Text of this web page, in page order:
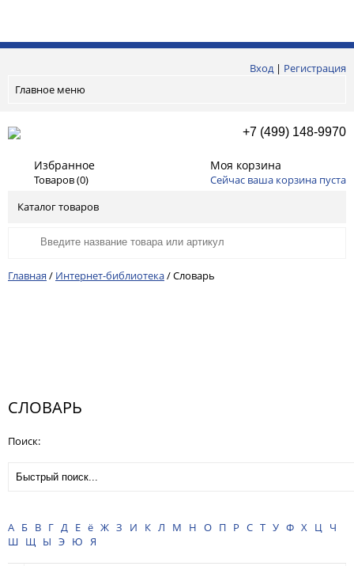
Вход| Регистрация
Главное меню
+7 (499) 148-9970
Избранное
Товаров (0)
Моя корзина
Сейчас ваша корзина пуста
Каталог товаров
Главная / Интернет-библиотека/Словарь
СЛОВАРЬ
Поиск:
А Б В Г Д Е ё Ж З И К Л М Н О П Р С Т У Ф Х Ц
Ч
Ш Щ Ы Э Ю Я